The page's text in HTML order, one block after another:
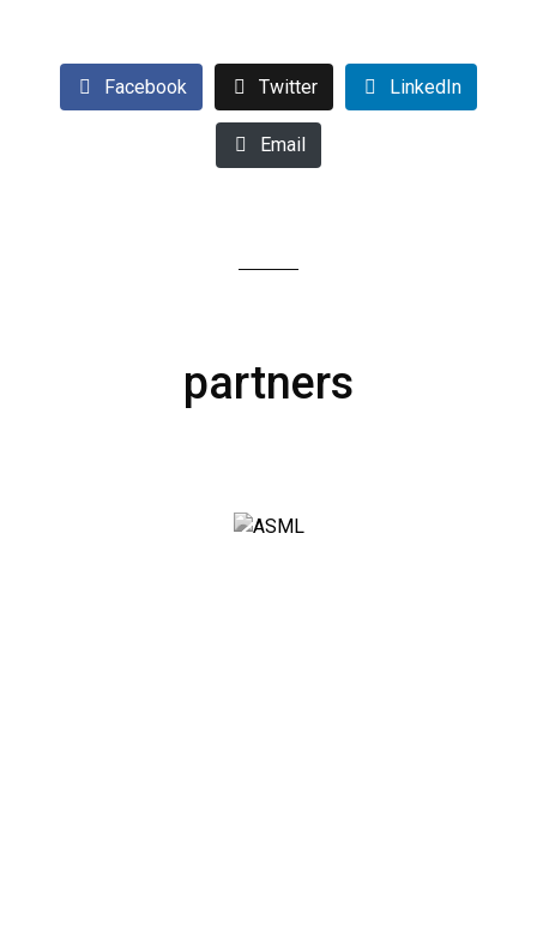
Facebook Twitter LinkedIn
Email
partners